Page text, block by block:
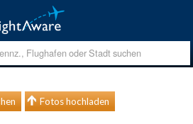
Fotos hochladen